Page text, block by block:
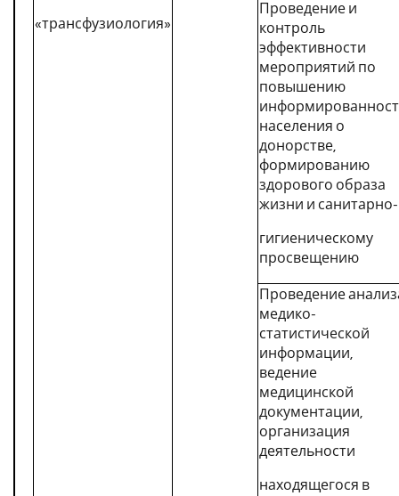
«трансфузиология»
Проведение и
контроль
эффективности
мероприятий по
повышению
населения о
донорстве,
формированию
здорового образа
жизни и санитарно-
гигиеническому
просвещению
Проведение
медико-
статистической
информации,
ведение
медицинской
документации,
организация
деятельности
находящегося в